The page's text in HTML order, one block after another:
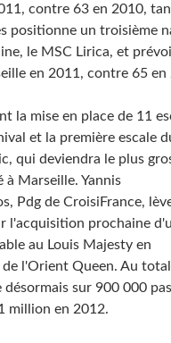
contre 63 en 2010,
positionne un troisième
le MSC Lirica, et
en 2011, contre 65 en
la mise en place de 11
et la première escale
qui deviendra le plus
à Marseille. Yannis
Pdg de CroisiFrance,
l'acquisition prochaine
au Louis Majesty en
l'Orient Queen. Au
sur 900 000
million en 2012.